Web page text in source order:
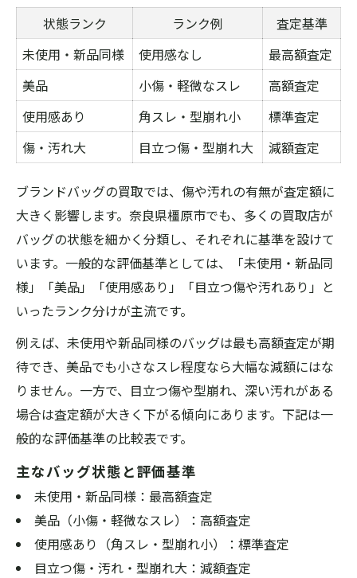
状態ランク ランク例
査定基準
未使用・新品同様
使用感なし
最高額査定
美品
小傷・軽微なスレ
高額査定
使用感あり
角スレ・型崩れ小
標準査定
傷・汚れ大
目立つ傷・型崩れ大 減額査定
ブランドバッグの買取では、傷や汚れの有無が査定額に
大きく影響します。奈良県橿原市でも、多くの買取店が
バッグの状態を細かく分類し、それぞれに基準を設けて
います。一般的な評価基準としては、「未使用・新品同
様」「美品」「使用感あり」「目立つ傷や汚れあり」と
いったランク分けが主流です。
例えば、未使用や新品同様のバッグは最も高額査定が期
待でき、美品でも小さなスレ程度なら大幅な減額にはな
りません。一方で、目立つ傷や型崩れ、深い汚れがある
場合は査定額が大きく下がる傾向にあります。下記は一
般的な評価基準の比較表です。
主なバッグ状態と評価基準
未使用・新品同様：最高額査定
美品（小傷・軽微なスレ）：高額査定
使用感あり（角スレ・型崩れ小）：標準査定
目立つ傷・汚れ・型崩れ大：減額査定